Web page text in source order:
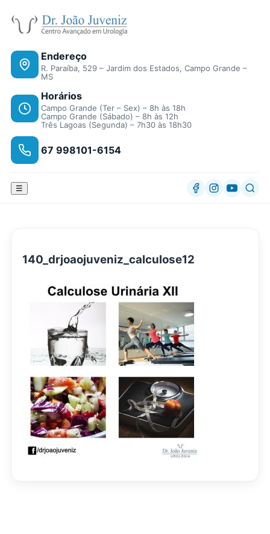
Endereço
R. Paraíba, 529 – Jardim dos Estados, Campo Grande –
MS
Horários
Campo Grande (Ter – Sex) – 8h às 18h
Campo Grande (Sábado) – 8h às 12h
Três Lagoas (Segunda) – 7h30 às 18h30
67 998101-6154
☰
140_drjoaojuveniz_calculose12